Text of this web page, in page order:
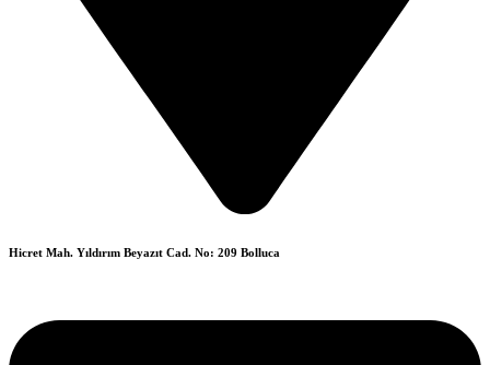
Hicret Mah. Yıldırım Beyazıt Cad. No: 209 Bolluca